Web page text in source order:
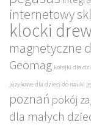
internetowy
klocki
magnetyczne
Geomag kolejki dla
językowe dla dzieci do nauki
poznań pokój
dla małych